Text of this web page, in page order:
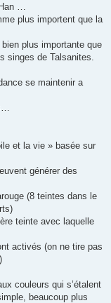
…
plus importent que la
plus importante que
singes de Talsanites.
se maintenir a
et la vie » basée sur
générer des
(8 teintes dans le
teinte avec laquelle
activés (on ne tire pas
couleurs qui s’étalent
beaucoup plus